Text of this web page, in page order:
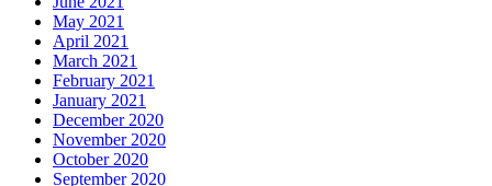
May 2021
April 2021
March 2021
February 2021
January 2021
December 2020
November 2020
October 2020
September 2020